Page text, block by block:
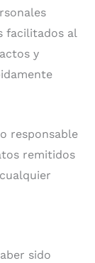
facilitados al
y
responsable
remitidos
sido